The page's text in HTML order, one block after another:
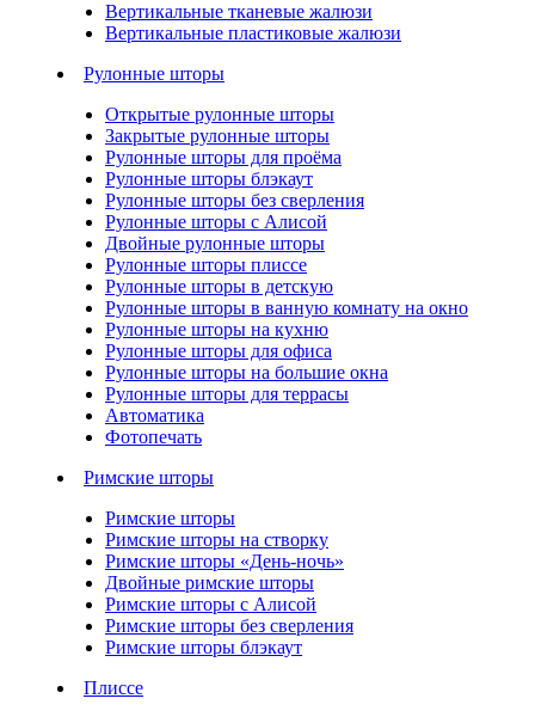
Вертикальные тканевые жалюзи
Вертикальные пластиковые жалюзи
Рулонные шторы
Открытые рулонные шторы
Закрытые рулонные шторы
Рулонные шторы для проёма
Рулонные шторы блэкаут
Рулонные шторы без сверления
Рулонные шторы с Алисой
Двойные рулонные шторы
Рулонные шторы плиссе
Рулонные шторы в детскую
Рулонные шторы в ванную комнату на окно
Рулонные шторы на кухню
Рулонные шторы для офиса
Рулонные шторы на большие окна
Рулонные шторы для террасы
Автоматика
Фотопечать
Римские шторы
Римские шторы
Римские шторы на створку
Римские шторы «День-ночь»
Двойные римские шторы
Римские шторы с Алисой
Римские шторы без сверления
Римские шторы блэкаут
Плиссе